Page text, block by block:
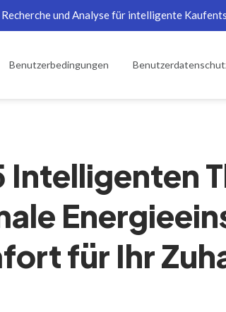
und Analyse für intelligente
Benutzerbedingungen
Intelligenten
für Ihr